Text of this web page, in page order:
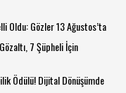
Oldu: Gözler 13 Ağustos’ta
7 Şüpheli İçin
Ödülü! Dijital Dönüşümde